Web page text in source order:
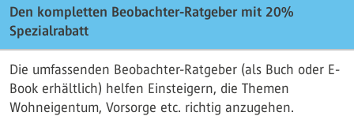
Den kompletten Beobachter-Ratgeber mit 20%
Spezialrabatt
Die umfassenden Beobachter-Ratgeber (als Buch oder E-
Book erhältlich) helfen Einsteigern, die Themen
Wohneigentum, Vorsorge etc. richtig anzugehen.